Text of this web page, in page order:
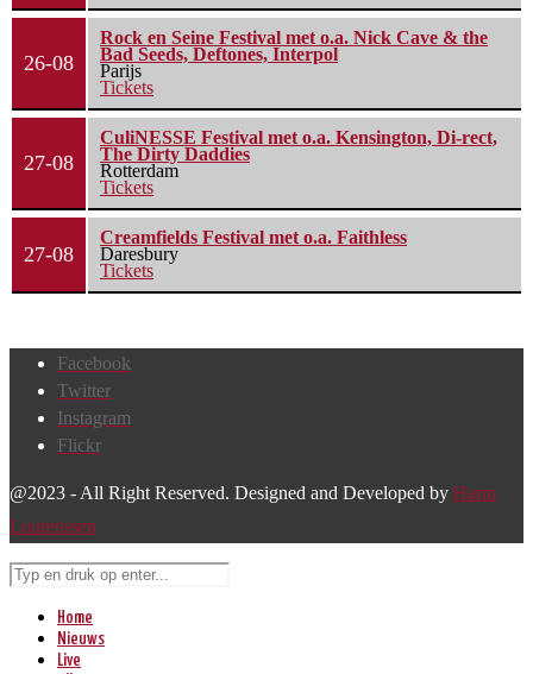
26-08
Rock en Seine Festival met o.a. Nick Cave & the
Bad Seeds, Deftones, Interpol
Parijs
Tickets
27-08
CuliNESSE Festival met o.a. Kensington, Di-rect,
The Dirty Daddies
Rotterdam
Tickets
27-08
Creamfields Festival met o.a. Faithless
Daresbury
Tickets
Facebook
Twitter
Instagram
Flickr
@2023 - All Right Reserved. Designed and Developed by Harm
Lourenssen
Home
Nieuws
Live